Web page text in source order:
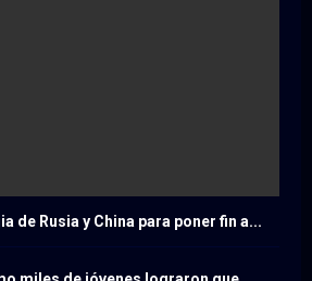
de Rusia y China para poner fin a...